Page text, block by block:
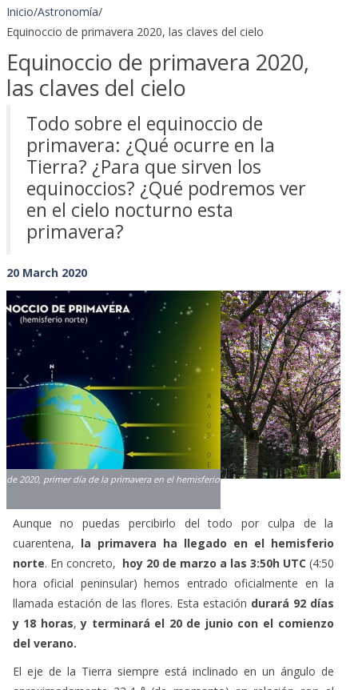
Inicio/Astronomía/
Equinoccio de primavera 2020, las claves del cielo
Equinoccio de primavera 2020,
las claves del cielo
Todo sobre el equinoccio de
primavera: ¿Qué ocurre en la
Tierra? ¿Para que sirven los
equinoccios? ¿Qué podremos ver
en el cielo nocturno esta
primavera?
20 March 2020
Previous Next
cuarentena,la primavera ha llegado en el hemisferio
norte
. En concreto, hoy 20 de marzo a las 3:50h UTC
hora oficial peninsular) hemos entrado oficialmente en la
llamada estación de las flores. Esta estación
durará 92 días
y terminará el 20 de junio con el comienzo
El eje de la Tierra siempre está inclinado en un ángulo de
plano de la eclíptica
, el plano imaginario creado por el